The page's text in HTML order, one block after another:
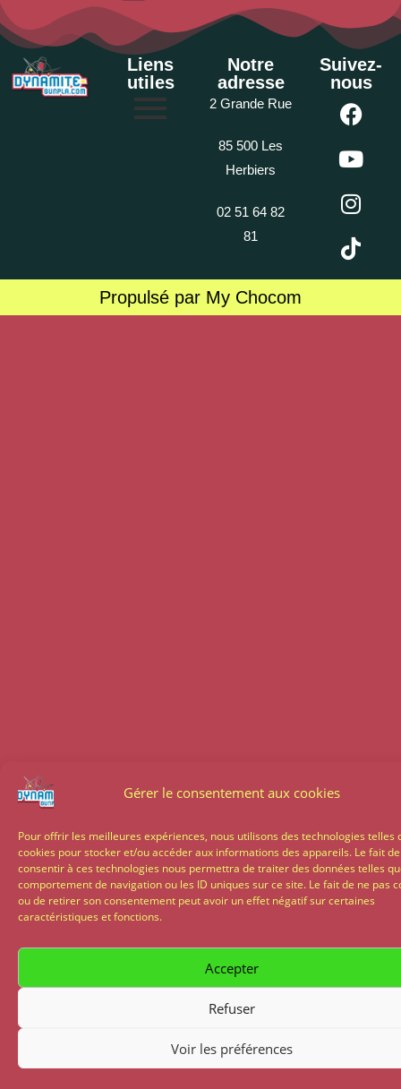
Gérer le consentement aux cookies
Pour offrir les meilleures expériences, nous utilisons des technologies telles
cookies pour stocker et/ou accéder aux informations des appareils. Le fait de
consentir à ces technologies nous permettra de traiter des données telles
comportement de navigation ou les ID uniques sur ce site. Le fait de ne pas
ou de retirer son consentement peut avoir un effet négatif sur certaines
caractéristiques et fonctions.
Accepter
Refuser
Voir les préférences
Liens
utiles
Notre
adresse
2 Grande Rue
85 500 Les
Herbiers
02 51 64 82
81
Suivez-
nous
Propulsé par My Chocom